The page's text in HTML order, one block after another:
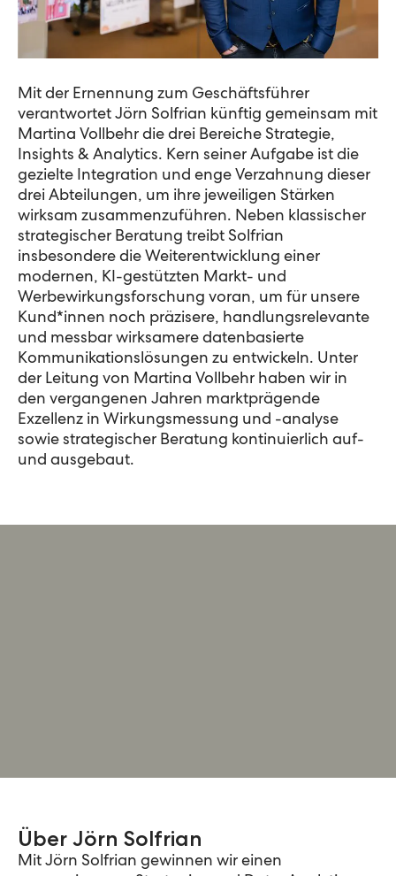
Mit der Ernennung zum Geschäftsführer
verantwortet Jörn Solfrian künftig gemeinsam mit
Martina Vollbehr die drei Bereiche Strategie,
Insights & Analytics. Kern seiner Aufgabe ist die
gezielte Integration und enge Verzahnung dieser
drei Abteilungen, um ihre jeweiligen Stärken
wirksam zusammenzuführen. Neben klassischer
strategischer Beratung treibt Solfrian
insbesondere die Weiterentwicklung einer
modernen, KI-gestützten Markt- und
Werbewirkungsforschung voran, um für unsere
Kund*innen noch präzisere, handlungsrelevante
und messbar wirksamere datenbasierte
Kommunikationslösungen zu entwickeln. Unter
der Leitung von Martina Vollbehr haben wir in
den vergangenen Jahren marktprägende
Exzellenz in Wirkungsmessung und -analyse
sowie strategischer Beratung kontinuierlich auf-
und ausgebaut.
Über Jörn Solfrian
Mit Jörn Solfrian gewinnen wir einen